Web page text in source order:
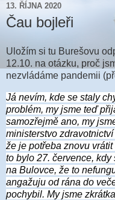
13. ŘÍJNA 2020
Čau bojleři
Uložím si tu Burešovu
12.10. na otázku, proč
nezvládáme pandemii
Já nevím, kde se staly
problém, my jsme teď
samozřejmě ano, my
ministerstvo
že je potřeba znovu
to bylo 27. července,
na Bulovce, že to
angažuju od rána do
pochybil. My jsme